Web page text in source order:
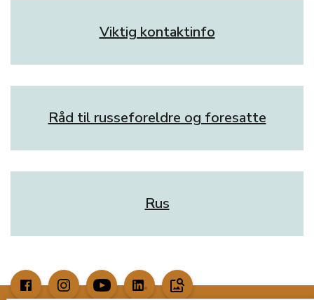
Viktig kontaktinfo
Råd til russeforeldre og foresatte
Rus
image_search